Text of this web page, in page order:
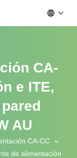
CA-
e ITE,
AU
CA-CC
»
de alimentación